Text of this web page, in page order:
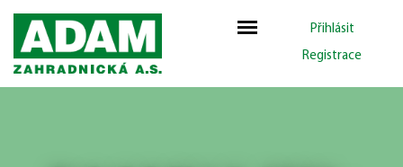
Přihlásit
Registrace